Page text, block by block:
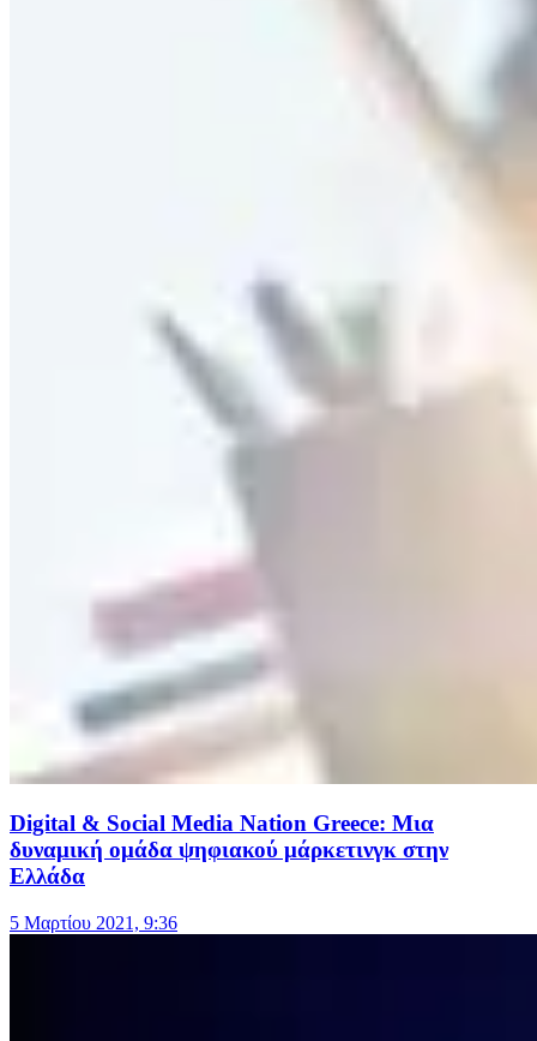
Digital & Social Media Nation Greece: Mια
δυναμική ομάδα ψηφιακού μάρκετινγκ στην
Eλλάδα
5 Μαρτίου 2021, 9:36